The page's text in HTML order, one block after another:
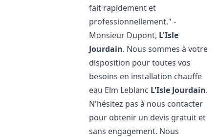
fait rapidement et
professionnellement." -
Monsieur Dupont, L'Isle
Jourdain. Nous sommes à votre
disposition pour toutes vos
besoins en installation chauffe
eau Elm Leblanc L'Isle Jourdain.
N'hésitez pas à nous contacter
pour obtenir un devis gratuit et
sans engagement. Nous